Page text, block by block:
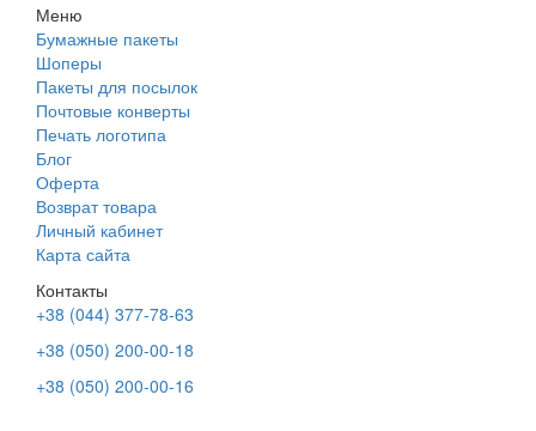
Меню
Бумажные пакеты
Шоперы
Пакеты для посылок
Почтовые конверты
Печать логотипа
Блог
Оферта
Возврат товара
Личный кабинет
Карта сайта
Контакты
+38 (044) 377-78-63
+38 (050) 200-00-18
+38 (050) 200-00-16